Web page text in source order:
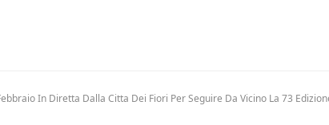
In Diretta Dalla Citta Dei Fiori Per Seguire Da Vicino La 73